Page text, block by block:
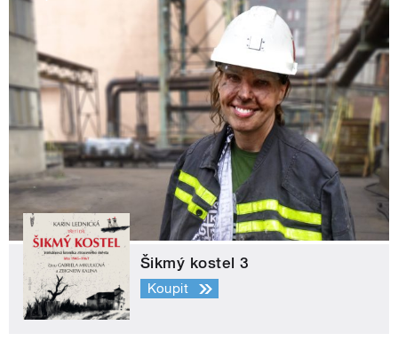
Šikmý kostel 3
Koupit